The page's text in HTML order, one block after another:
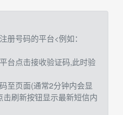
册号码的平台<例如：
台点击接收验证码,此时验
至页面(通常2分钟内会显
击刷新按钮显示最新短信内